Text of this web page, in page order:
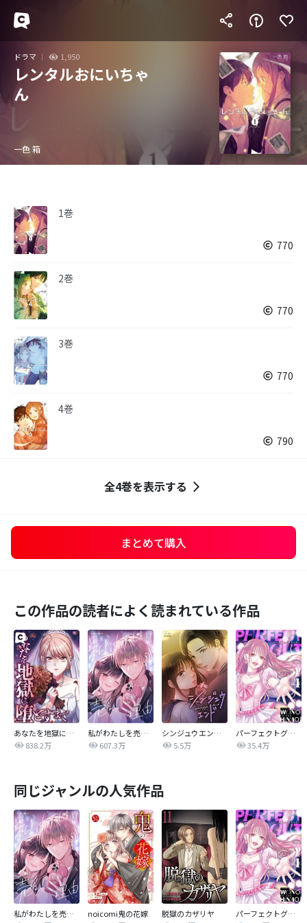
ドラマ 1,950
レンタルおにいちゃ
ん
一色 箱
1巻
770
2巻
770
3巻
770
4巻
790
全4巻を表示する
まとめて購入
この作品の読者によく読まれている作品
あなたを地獄に堕とすまで
838.2万
私がわたしを売る理由
607.3万
シンジュウエンド【タテヨミ】
5.5万
パーフェクトグリッター
35.4万
同じジャンルの人気作品
私がわたしを売る理由
noicomi鬼の花嫁
脱獄のカザリヤ
パーフェクトグリッター